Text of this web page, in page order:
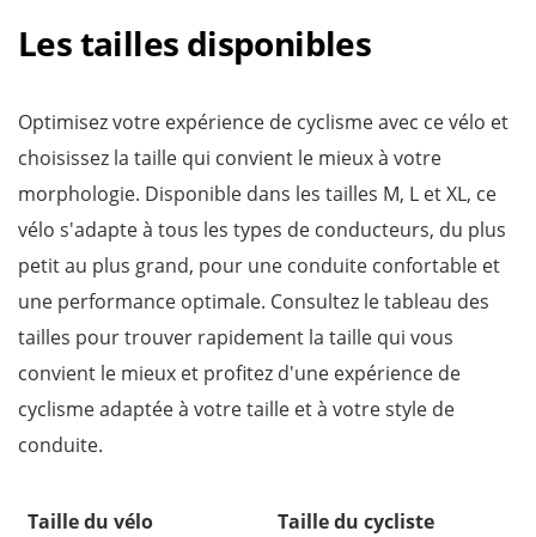
Les tailles disponibles
Optimisez votre expérience de cyclisme avec ce vélo et
choisissez la taille qui convient le mieux à votre
morphologie. Disponible dans les tailles M, L et XL, ce
vélo s'adapte à tous les types de conducteurs, du plus
petit au plus grand, pour une conduite confortable et
une performance optimale. Consultez le tableau des
tailles pour trouver rapidement la taille qui vous
convient le mieux et profitez d'une expérience de
cyclisme adaptée à votre taille et à votre style de
conduite.
Taille du vélo Taille du cycliste